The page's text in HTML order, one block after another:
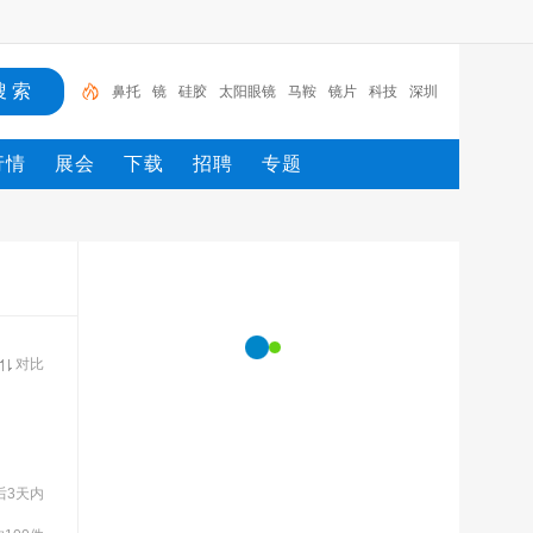
鼻托 镜 硅胶 太阳眼镜 马鞍 镜片 科技 深圳
眼镜 PVC
情 展会 下载 招聘 专题
对比
3天内